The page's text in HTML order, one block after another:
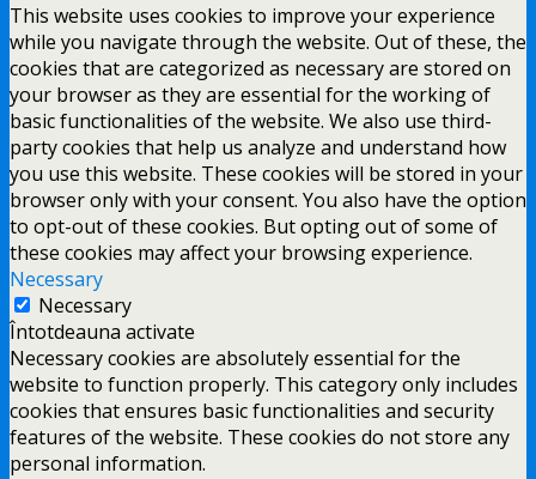
This website uses cookies to improve your experience
while you navigate through the website. Out of these, the
cookies that are categorized as necessary are stored on
your browser as they are essential for the working of
basic functionalities of the website. We also use third-
party cookies that help us analyze and understand how
you use this website. These cookies will be stored in your
browser only with your consent. You also have the option
to opt-out of these cookies. But opting out of some of
these cookies may affect your browsing experience.
Necessary
Necessary
Întotdeauna activate
Necessary cookies are absolutely essential for the
website to function properly. This category only includes
cookies that ensures basic functionalities and security
features of the website. These cookies do not store any
personal information.